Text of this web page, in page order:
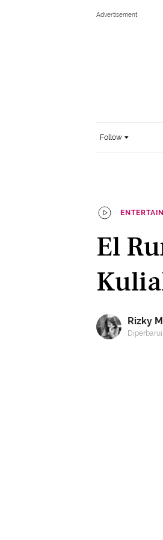
Follow
El
Rizky
Diperbarui